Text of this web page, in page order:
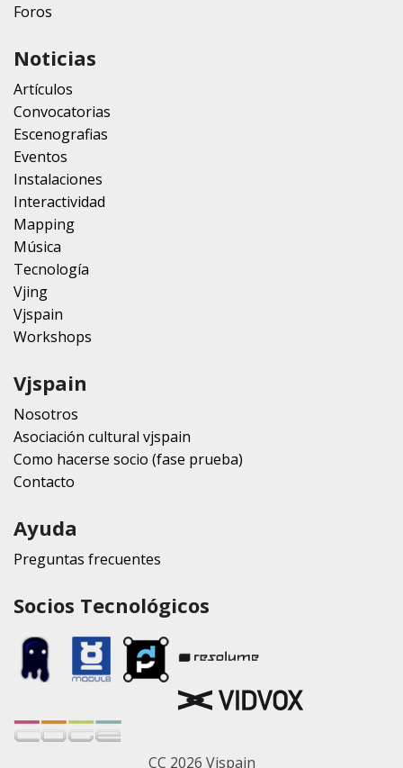
Foros
Noticias
Artículos
Convocatorias
Escenografias
Eventos
Instalaciones
Interactividad
Mapping
Música
Tecnología
Vjing
Vjspain
Workshops
Vjspain
Nosotros
Asociación cultural vjspain
Como hacerse socio (fase prueba)
Contacto
Ayuda
Preguntas frecuentes
Socios Tecnológicos
CC 2026 Vjspain